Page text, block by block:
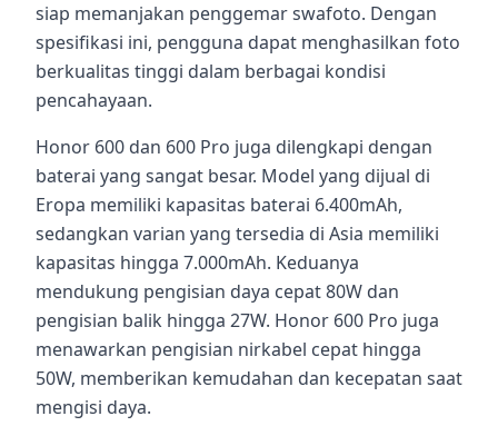
siap memanjakan penggemar swafoto. Dengan
spesifikasi ini, pengguna dapat menghasilkan foto
berkualitas tinggi dalam berbagai kondisi
pencahayaan.
Honor 600 dan 600 Pro juga dilengkapi dengan
baterai yang sangat besar. Model yang dijual di
Eropa memiliki kapasitas baterai 6.400mAh,
sedangkan varian yang tersedia di Asia memiliki
kapasitas hingga 7.000mAh. Keduanya
mendukung pengisian daya cepat 80W dan
pengisian balik hingga 27W. Honor 600 Pro juga
menawarkan pengisian nirkabel cepat hingga
50W, memberikan kemudahan dan kecepatan saat
mengisi daya.